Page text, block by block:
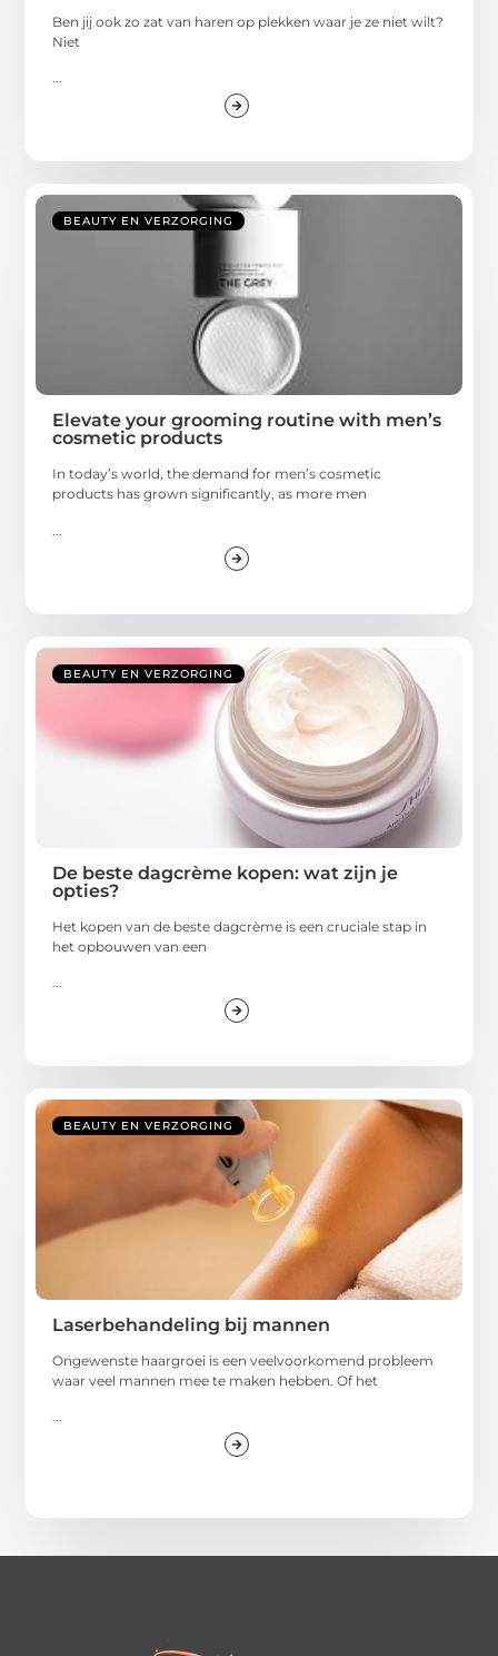
Ben jij ook zo zat van haren op plekken waar je ze niet wilt?
Niet
...
BEAUTY EN VERZORGING
Elevate your grooming routine with men’s
cosmetic products
In today’s world, the demand for men’s cosmetic
products has grown significantly, as more men
BEAUTY EN VERZORGING
De beste dagcrème kopen: wat zijn je
opties?
Het kopen van de beste dagcrème is een cruciale stap in
het opbouwen van een
...
BEAUTY EN VERZORGING
Laserbehandeling bij mannen
Ongewenste haargroei is een veelvoorkomend probleem
waar veel mannen mee te maken hebben. Of het
...